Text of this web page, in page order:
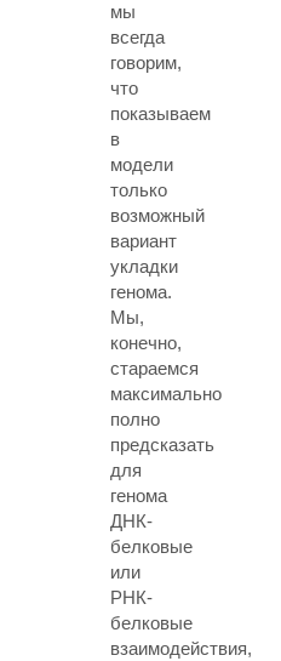
мы
всегда
говорим,
что
показываем
в
модели
только
возможный
вариант
укладки
генома.
Мы,
конечно,
стараемся
максимально
полно
предсказать
для
генома
ДНК-
белковые
или
РНК-
белковые
взаимодействия,